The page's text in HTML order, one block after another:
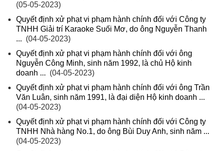
(05-05-2023)
Quyết định xử phạt vi phạm hành chính đối với Công ty
TNHH Giải trí Karaoke Suối Mơ, do ông Nguyễn Thanh
... (04-05-2023)
Quyết định xử phạt vi phạm hành chính đối với ông
Nguyễn Công Minh, sinh năm 1992, là chủ Hộ kinh
doanh ... (04-05-2023)
Quyết định xử phạt vi phạm hành chính đối với ông Trần
Văn Luân, sinh năm 1991, là đại diện Hộ kinh doanh ...
(04-05-2023)
Quyết định xử phạt vi phạm hành chính đối với Công ty
TNHH Nhà hàng No.1, do ông Bùi Duy Anh, sinh năm ...
(04-05-2023)